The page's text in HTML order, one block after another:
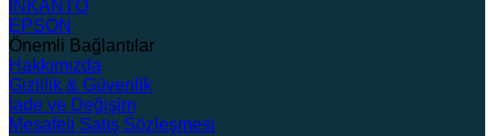
İNKANTO
EPSON
Önemli Bağlantılar
Hakkımızda
Gizlilik & Güvenlik
İade ve Değişim
Mesafeli Satış Sözleşmesi